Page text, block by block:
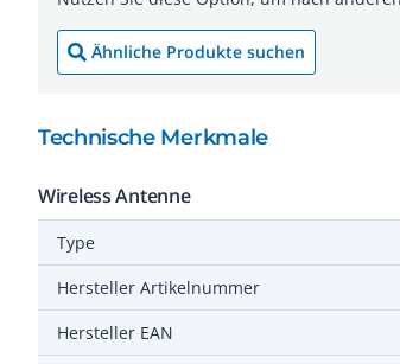
Ähnliche Produkte suchen
Technische Merkmale
Wireless Antenne
Type
Hersteller Artikelnummer
Hersteller EAN